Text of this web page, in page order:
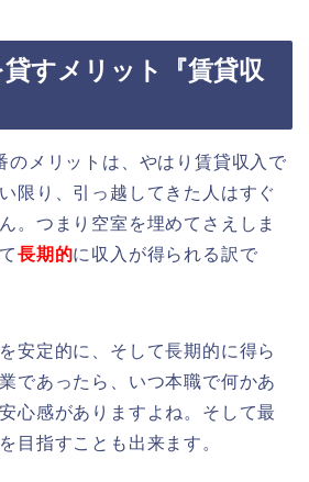
すメリット『賃貸収
のメリットは、やはり賃貸収入で
限り、引っ越してきた人はすぐ
。つまり空室を埋めてさえしま
長期的に収入が得られる訳で
安定的に、そして長期的に得ら
であったら、いつ本職で何かあ
心感がありますよね。そして最
目指すことも出来ます。